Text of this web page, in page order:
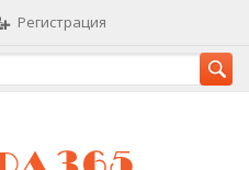
Регистрация